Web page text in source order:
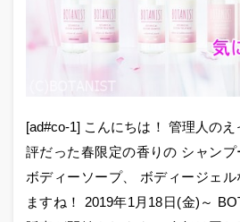
[ad#co-1] こんにちは！ 管理人の
評だった春限定の香りの シャンプ
ボディーソープ、 ボディージェ
ますね！ 2019年1月18日(金)～